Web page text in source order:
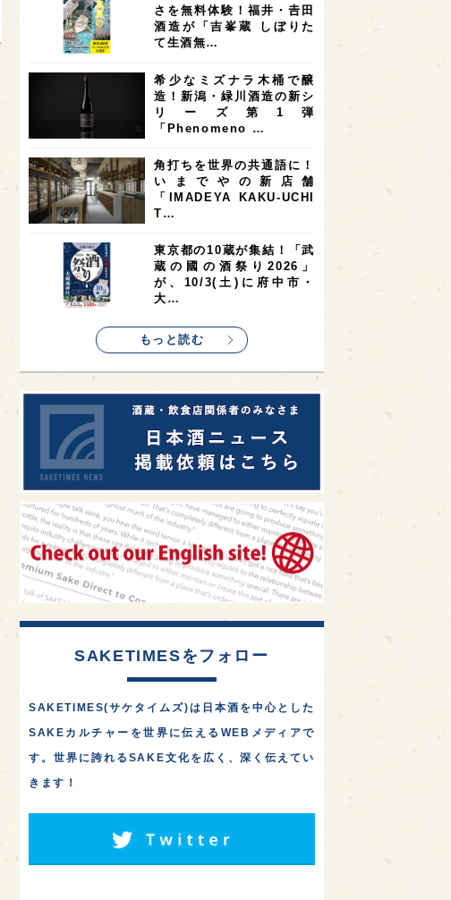
27 長野県 24 千葉県 18
17 福島県 16 秋田県
12 栃木県 11
オピニオンリーダーの視点 9 埼玉県 9
広島県 8 山梨県 7 ヨーロッパ
石川県 7 奈良県 7 滋賀県 7 和歌山県 6
富山県 6 フランス 6
SAKE100 5 5 岡山県 5 岩手県 4
4 アメリカ 4 神奈川県 4
4 三重県 大阪府
スペイン 香港 福井県
SAKEの時代を生きる 2 静岡県 1 長崎県 1
全蔵めぐり 1 シンガポール 1 カナダ 1
群馬県 1 熊本県
イギリス 1 ノルウェー 1 新宿区 1
歌舞伎町 1 沖縄県 1 鳥取県
saketimes_image_4 1
最新ニュース
10の設問に答えるだけ
で“好みの日本酒”がわかる
無料サイト「日本酒三角チ
真夏にしぼりたてのおいし
さを無料体験！福井・𠮷田
酒造が「吉峯蔵 しぼりた
希少なミズナラ木桶で醸
「Phenomeno …
角打ちを世界の共通語に！
いまでやの新店舗
「IMADEYA KAKU-UCHI
東京都の10蔵が集結！「武
蔵の國の酒祭り2026」
が、10/3(土)に府中市・
大…